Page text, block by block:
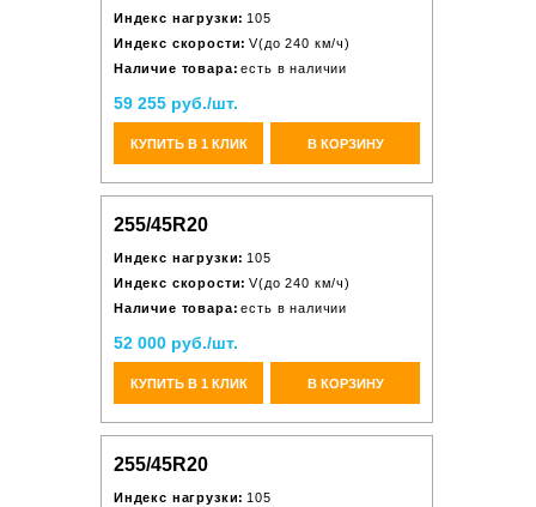
Индекс нагрузки: 105
Индекс скорости: V(до 240 км/ч)
Наличие товара: есть в наличии
59 255 руб./шт.
КУПИТЬ В 1 КЛИК В КОРЗИНУ
255/45R20
Индекс нагрузки: 105
Индекс скорости: V(до 240 км/ч)
Наличие товара: есть в наличии
52 000 руб./шт.
КУПИТЬ В 1 КЛИК В КОРЗИНУ
255/45R20
Индекс нагрузки: 105